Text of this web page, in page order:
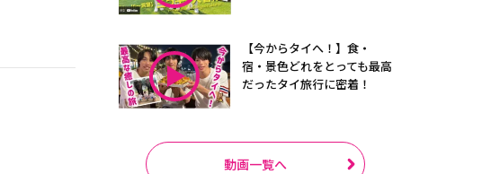
【今からタイへ！】食・
宿・景色どれをとっても最高
だったタイ旅行に密着！
動画一覧へ